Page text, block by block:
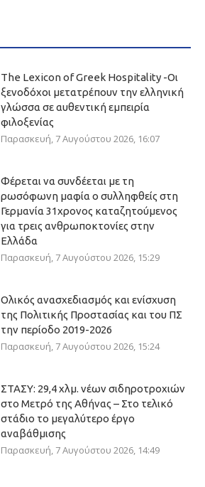
The Lexicon of Greek Hospitality -Οι
ξενοδόχοι μετατρέπουν την ελληνική
γλώσσα σε αυθεντική εμπειρία
φιλοξενίας
Παρασκευή, 7 Αυγούστου 2026, 16:07
Φέρεται να συνδέεται με τη
ρωσόφωνη μαφία ο συλληφθείς στη
Γερμανία 31χρονος καταζητούμενος
για τρεις ανθρωποκτονίες στην
Ελλάδα
Παρασκευή, 7 Αυγούστου 2026, 15:29
Ολικός ανασχεδιασμός και ενίσχυση
της Πολιτικής Προστασίας και του ΠΣ
την περίοδο 2019-2026
Παρασκευή, 7 Αυγούστου 2026, 15:24
ΣΤΑΣΥ: 29,4 χλμ. νέων σιδηροτροχιών
στο Μετρό της Αθήνας – Στο τελικό
στάδιο το μεγαλύτερο έργο
αναβάθμισης
Παρασκευή, 7 Αυγούστου 2026, 14:49